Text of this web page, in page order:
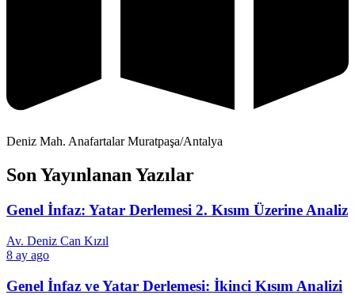
Deniz Mah. Anafartalar Muratpaşa/Antalya
Son Yayınlanan Yazılar
Genel İnfaz: Yatar Derlemesi 2. Kısım Üzerine Analiz
Av. Deniz Can Kızıl
8 ay ago
Genel İnfaz ve Yatar Derlemesi: İkinci Kısım Analizi